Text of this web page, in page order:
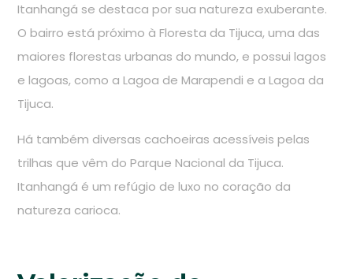
Itanhangá se destaca por sua natureza exuberante.
O bairro está próximo à Floresta da Tijuca, uma das
maiores florestas urbanas do mundo, e possui lagos
e lagoas, como a Lagoa de Marapendi e a Lagoa da
Tijuca.
Há também diversas cachoeiras acessíveis pelas
trilhas que vêm do Parque Nacional da Tijuca.
Itanhangá é um refúgio de luxo no coração da
natureza carioca.